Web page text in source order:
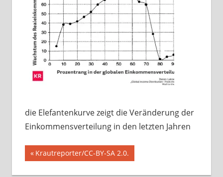
die Elefantenkurve zeigt die Veränderung der
Einkommensverteilung in den letzten Jahren
Beitragsnavigation
Vorheriger
Beitrag:
Krautreporter/CC-BY-SA 2.0.